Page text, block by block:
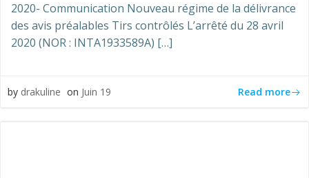
2020- Communication Nouveau régime de la délivrance
des avis préalables Tirs contrôlés L’arrêté du 28 avril
2020 (NOR : INTA1933589A) […]
by drakuline on Juin 19 Read more